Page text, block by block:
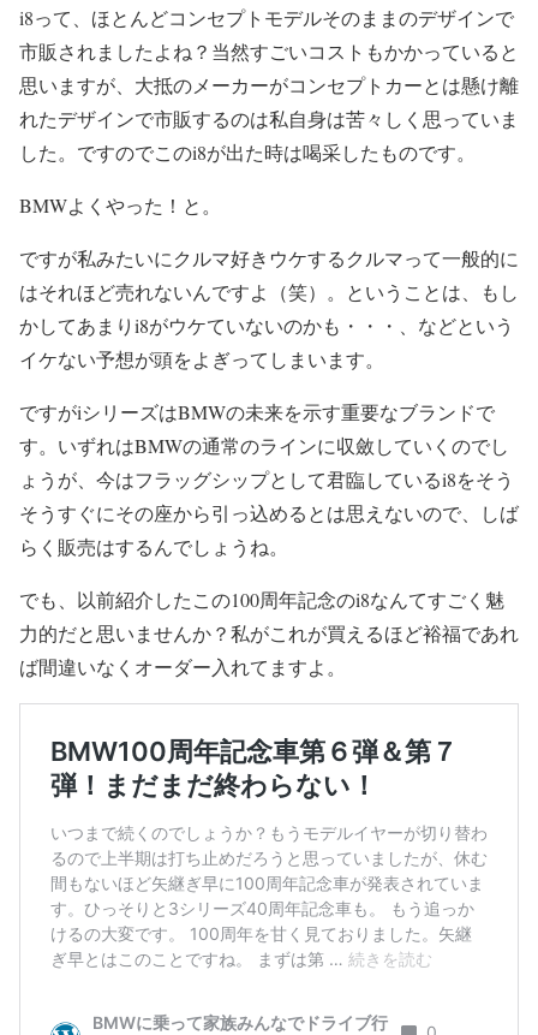
i8って、ほとんどコンセプトモデルそのままのデザインで
市販されましたよね？当然すごいコストもかかっていると
思いますが、大抵のメーカーがコンセプトカーとは懸け離
れたデザインで市販するのは私自身は苦々しく思っていま
した。ですのでこのi8が出た時は喝采したものです。
BMWよくやった！と。
ですが私みたいにクルマ好きウケするクルマって一般的に
はそれほど売れないんですよ（笑）。ということは、もし
かしてあまりi8がウケていないのかも・・・、などという
イケない予想が頭をよぎってしまいます。
ですがiシリーズはBMWの未来を示す重要なブランドで
す。いずれはBMWの通常のラインに収斂していくのでし
ょうが、今はフラッグシップとして君臨しているi8をそう
そうすぐにその座から引っ込めるとは思えないので、しば
らく販売はするんでしょうね。
でも、以前紹介したこの100周年記念のi8なんてすごく魅
力的だと思いませんか？私がこれが買えるほど裕福であれ
ば間違いなくオーダー入れてますよ。